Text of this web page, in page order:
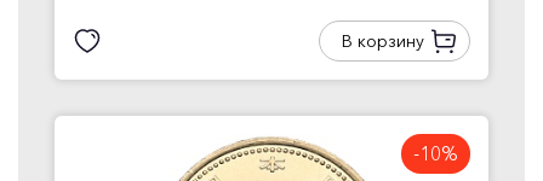
В корзину
-10%